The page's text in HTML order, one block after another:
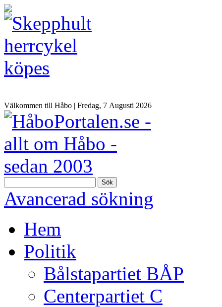
Välkommen till Håbo | Fredag, 7 Αugusti 2026
Sök
Avancerad sökning
Hem
Politik
Bålstapartiet BÅP
Centerpartiet C